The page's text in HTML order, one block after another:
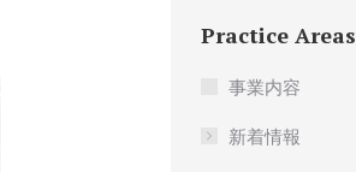
Practice Areas
事業内容
新着情報